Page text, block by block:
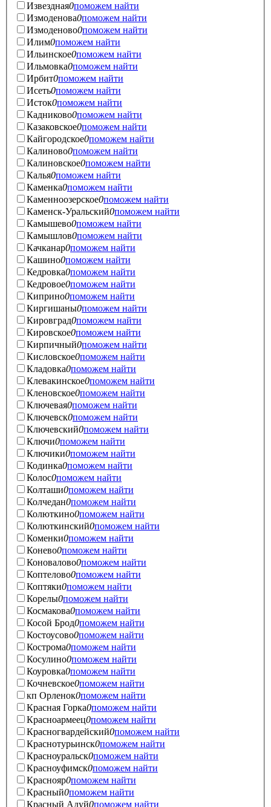
Извездная0поможем найти
Измоденова0поможем найти
Измоденово0поможем найти
Илим0поможем найти
Ильинское0поможем найти
Ильмовка0поможем найти
Ирбит0поможем найти
Исеть0поможем найти
Исток0поможем найти
Кадниково0поможем найти
Казаковское0поможем найти
Кайгородское0поможем найти
Калиново0поможем найти
Калиновское0поможем найти
Калья0поможем найти
Каменка0поможем найти
Каменноозерское0поможем найти
Каменск-Уральский0поможем найти
Камышево0поможем найти
Камышлов0поможем найти
Качканар0поможем найти
Кашино0поможем найти
Кедровка0поможем найти
Кедровое0поможем найти
Киприно0поможем найти
Киргишаны0поможем найти
Кировград0поможем найти
Кировское0поможем найти
Кирпичный0поможем найти
Кисловское0поможем найти
Кладовка0поможем найти
Клевакинское0поможем найти
Кленовское0поможем найти
Ключевая0поможем найти
Ключевск0поможем найти
Ключевский0поможем найти
Ключи0поможем найти
Ключики0поможем найти
Кодинка0поможем найти
Колос0поможем найти
Колташи0поможем найти
Колчедан0поможем найти
Колюткино0поможем найти
Колюткинский0поможем найти
Коменки0поможем найти
Конево0поможем найти
Коновалово0поможем найти
Коптелово0поможем найти
Коптяки0поможем найти
Корелы0поможем найти
Космакова0поможем найти
Косой Брод0поможем найти
Костоусово0поможем найти
Кострома0поможем найти
Косулино0поможем найти
Коуровка0поможем найти
Кочневское0поможем найти
кп Орленок0поможем найти
Красная Горка0поможем найти
Красноармеец0поможем найти
Красногвардейский0поможем найти
Краснотурьинск0поможем найти
Красноуральск0поможем найти
Красноуфимск0поможем найти
Краснояр0поможем найти
Красный0поможем найти
Красный Адуй0поможем найти